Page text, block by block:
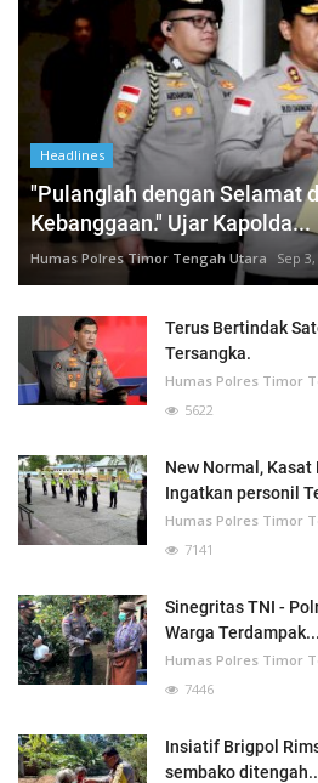
Headlines
"Pulanglah dengan Selamat
Kebanggaan." Ujar Kapolda...
Humas Polres Timor Tengah Utara Sep
Terus Bertindak
Tersangka.
Humas Polres Timor
5622
New Normal,
Ingatkan personil
Humas Polres Timor
7141
Sinegritas TNI -
Warga Terdampak...
Humas Polres Timor
7446
Insiatif Brigpol
sembako